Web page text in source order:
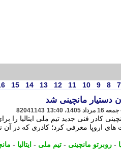
7
8
9
10
11
12
13
14
15
دستیار مانچینی شد
82041143
کادر فنی جدید تیم ملی ایتالیا را
اروپا معرفی کرد؛ کادری که در آن نام
- روبرتو مانچینی - تیم ملی - ایتالیا -